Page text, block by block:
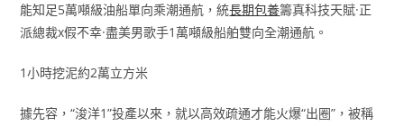
能知足5萬噸級油船單向乘潮通航，統長期包養籌真科技天賦·正
派總裁x假不幸·盡美男歌手1萬噸級船舶雙向全潮通航。
1小時挖泥約2萬立方米
據先容，“浚洋1”投產以來，就以高效疏通才能火爆“出圈”，被稱